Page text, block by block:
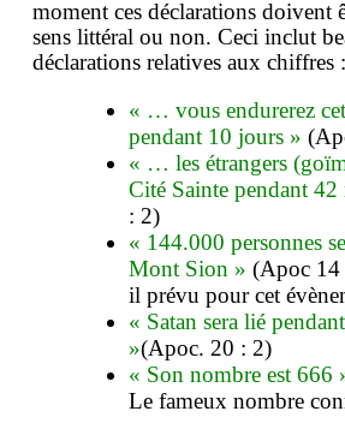
moment ces déclarations doivent
sens littéral ou non. Ceci inclut
déclarations relatives aux chiffres :
« … vous endurerez
pendant 10 jours »
« … les étrangers
Cité Sainte pendant 42
: 2)
« 144.000 personnes
Mont Sion » (Apoc 14
il prévu pour cet
« Satan sera lié
»(Apoc. 20 : 2)
« Son nombre est 666
Le fameux nombre